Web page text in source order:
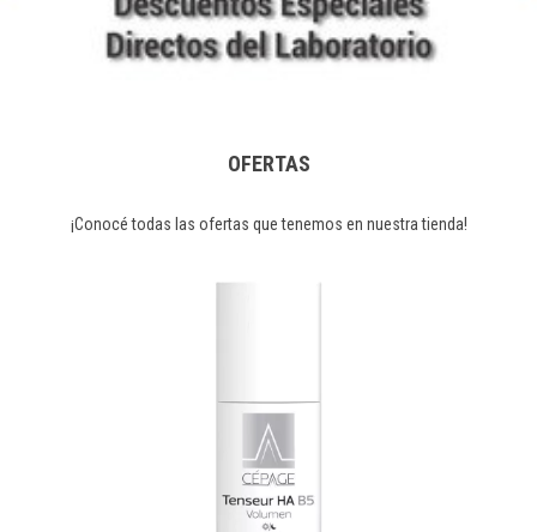
OFERTAS
¡Conocé todas las ofertas que tenemos en nuestra tienda!